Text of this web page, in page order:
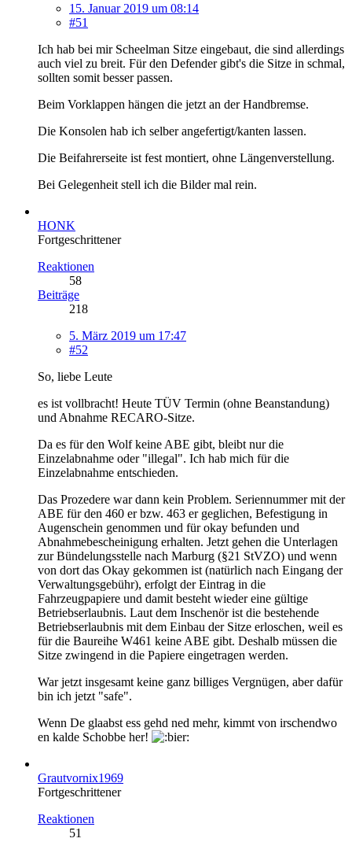
15. Januar 2019 um 08:14
#51
Ich hab bei mir Scheelman Sitze eingebaut, die sind allerdings
auch viel zu breit. Für den Defender gibt's die Sitze in schmal,
sollten somit besser passen.
Beim Vorklappen hängen die jetzt an der Handbremse.
Die Konsolen hab ich selber angefertigt/kanten lassen.
Die Beifahrerseite ist fest montiert, ohne Längenverstellung.
Bei Gelegenheit stell ich die Bilder mal rein.
HONK
Fortgeschrittener
Reaktionen
58
Beiträge
218
5. März 2019 um 17:47
#52
So, liebe Leute
es ist vollbracht! Heute TÜV Termin (ohne Beanstandung)
und Abnahme RECARO-Sitze.
Da es für den Wolf keine ABE gibt, bleibt nur die
Einzelabnahme oder "illegal". Ich hab mich für die
Einzelabnahme entschieden.
Das Prozedere war dann kein Problem. Seriennummer mit der
ABE für den 460 er bzw. 463 er geglichen, Befestigung in
Augenschein genommen und für okay befunden und
Abnahmebescheinigung erhalten. Jetzt gehen die Unterlagen
zur Bündelungsstelle nach Marburg (§21 StVZO) und wenn
von dort das Okay gekommen ist (natürlich nach Eingang der
Verwaltungsgebühr), erfolgt der Eintrag in die
Fahrzeugpapiere und damit besteht wieder eine gültige
Betriebserlaubnis. Laut dem Inschenör ist die bestehende
Betriebserlaubnis mit dem Einbau der Sitze erloschen, weil es
für die Baureihe W461 keine ABE gibt. Deshalb müssen die
Sitze zwingend in die Papiere eingetragen werden.
War jetzt insgesamt keine ganz billiges Vergnügen, aber dafür
bin ich jetzt "safe".
Wenn De glaabst ess gehd ned mehr, kimmt von irschendwo
en kalde Schobbe her!
Grautvornix1969
Fortgeschrittener
Reaktionen
51